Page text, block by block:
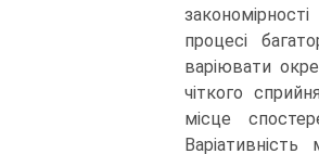
процесі
варіювати
чіткого
місце